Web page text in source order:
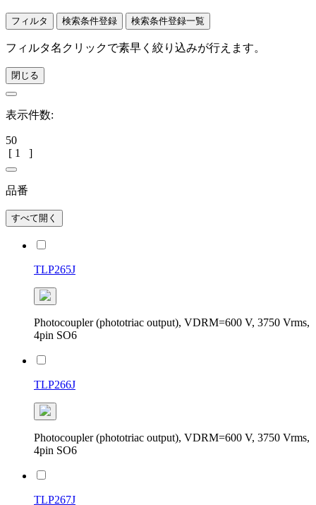
フィルタ 検索条件登録 検索条件登録一覧
フィルタ名クリックで素早く絞り込みが行えます。
閉じる
表示件数:
50
[ 1 ]
品番
すべて開く
TLP265J
Photocoupler (phototriac output), VDRM=600 V, 3750 Vrms,
4pin SO6
TLP266J
Photocoupler (phototriac output), VDRM=600 V, 3750 Vrms,
4pin SO6
TLP267J